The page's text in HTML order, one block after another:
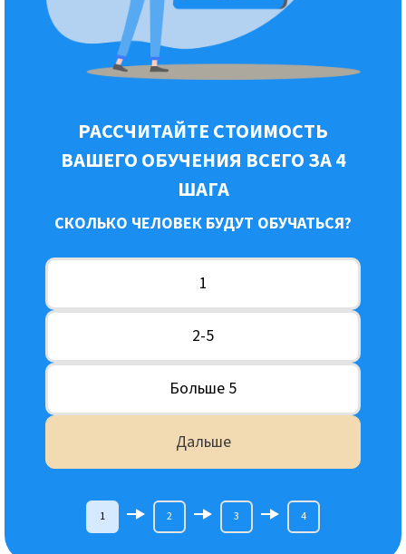
РАССЧИТАЙТЕ СТОИМОСТЬ
ВАШЕГО ОБУЧЕНИЯ ВСЕГО ЗА 4
ШАГА
СКОЛЬКО ЧЕЛОВЕК БУДУТ ОБУЧАТЬСЯ?
1
2-5
Больше 5
Дальше
1 2 3 4